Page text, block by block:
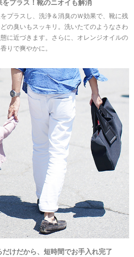
プラスし、洗浄＆消臭のＷ効果で、靴に残
の臭いもスッキリ。洗いたてのようなさわ
に近づきます。さらに、オレンジオイルの
りで爽やかに。
だけだから、短時間でお手入れ完了